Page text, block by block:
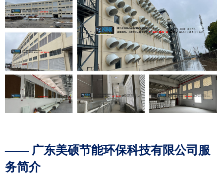
—— 广东美硕节能环保科技有限公司服
务简介